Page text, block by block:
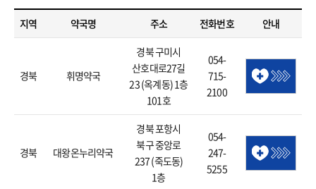
지역 약국명 주소 전화번호 안내
경북 휘명약국
경북 구미시
산호대로27길
23 (옥계동) 1층
101호
054-
715-
2100
경북 대왕온누리약국
경북 포항시
북구 중앙로
237 (죽도동)
1층
054-
247-
5255